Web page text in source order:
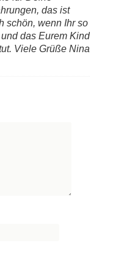
das ist
schön, wenn Ihr so
das Eurem Kind
Viele Grüße Nina